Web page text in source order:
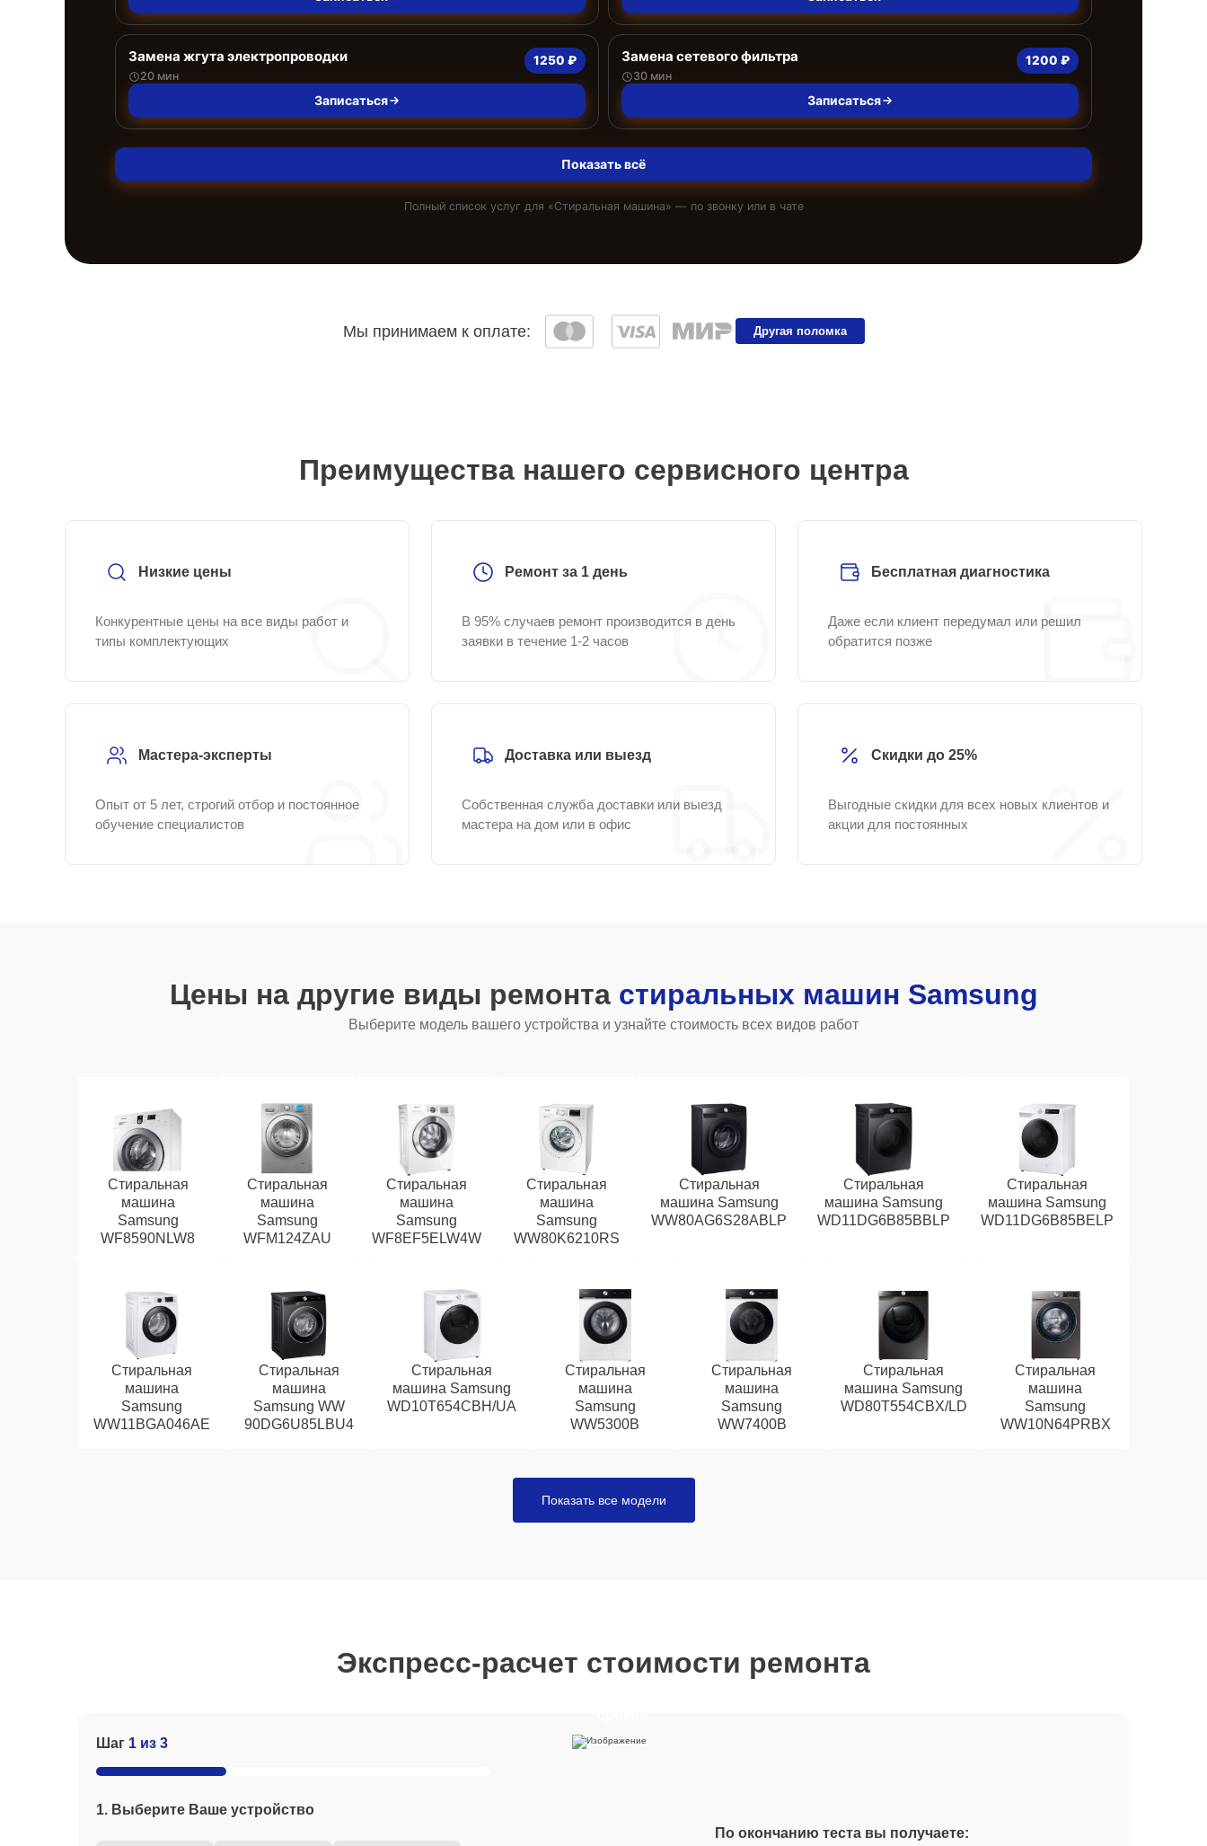
Замена жгута электропроводки
20 мин
1250 ₽
Записаться
Замена сетевого фильтра
30 мин
1200 ₽
Записаться
Показать всё
Полный список услуг для «Стиральная машина» — по звонку или в чате
Мы принимаем к оплате: Другая поломка
Преимущества нашего сервисного центра
Низкие цены
Конкурентные цены на все виды работ и
типы комплектующих
Ремонт за 1 день
В 95% случаев ремонт производится в день
заявки в течение 1-2 часов
Бесплатная диагностика
Даже если клиент передумал или решил
обратится позже
Мастера-эксперты
Опыт от 5 лет, строгий отбор и постоянное
обучение специалистов
Доставка или выезд
Собственная служба доставки или выезд
мастера на дом или в офис
Скидки до 25%
Выгодные скидки для всех новых клиентов и
акции для постоянных
Цены на другие виды ремонта стиральных машин Samsung
Выберите модель вашего устройства и узнайте стоимость всех видов работ
Стиральная
машина
Samsung
WF8590NLW8
Стиральная
машина
Samsung
WFM124ZAU
Стиральная
машина
Samsung
WF8EF5ELW4W
Стиральная
машина
Samsung
WW80K6210RS
Стиральная
машина Samsung
WW80AG6S28ABLP
Стиральная
машина Samsung
WD11DG6B85BBLP
Стиральная
машина Samsung
WD11DG6B85BELP
Стиральная
машина
Samsung
WW11BGA046AE
Стиральная
машина
Samsung WW
90DG6U85LBU4
Стиральная
машина Samsung
WD10T654CBH/UA
Стиральная
машина
Samsung
WW5300B
Стиральная
машина
Samsung
WW7400B
Стиральная
машина Samsung
WD80T554CBX/LD
Стиральная
машина
Samsung
WW10N64PRBX
Показать все модели
Экспресс-расчет стоимости ремонта
Шаг 1 из 3
1. Выберите Ваше устройство
Отвечайте на вопросы, чтобы
По окончанию теста вы получаете: